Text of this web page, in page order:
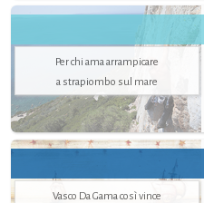
Per chi ama arrampicare
a strapiombo sul mare
Vasco Da Gama così vince